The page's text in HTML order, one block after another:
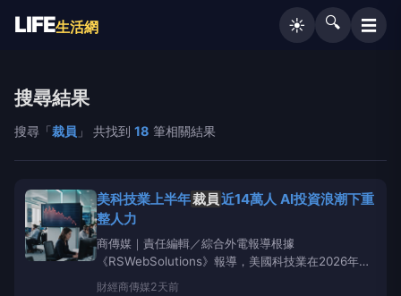
LIFE生活網 ☀️ 🔍 ☰
搜尋結果
搜尋「裁員 」 共找到 18 筆相關結果
美科技業上半年裁員近14萬人 AI投資浪潮下重
整人力
商傳媒｜責任編輯／綜合外電報導根據
《RSWebSolutions》報導，美國科技業在2026年上
半年已裁撤近14萬個職位，此數字佔同期全美總
財經商傳媒2天前